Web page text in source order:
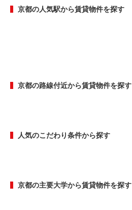
京都の人気駅から賃貸物件を探す
京都の路線付近から賃貸物件を探す
人気のこだわり条件から探す
京都の主要大学から賃貸物件を探す